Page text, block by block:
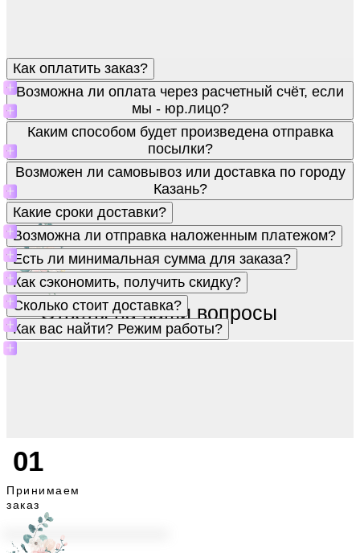
01
Принимаем
заказ
Ответы на ваши вопросы
Отвечаем на самые частые ваши вопросы
Как оплатить заказ?
Возможна ли оплата через расчетный счёт, если
мы - юр.лицо?
Каким способом будет произведена отправка
посылки?
Возможен ли самовывоз или доставка по городу
Казань?
Какие сроки доставки?
Возможна ли отправка наложенным платежом?
Есть ли минимальная сумма для заказа?
Как сэкономить, получить скидку?
Сколько стоит доставка?
Как вас найти? Режим работы?